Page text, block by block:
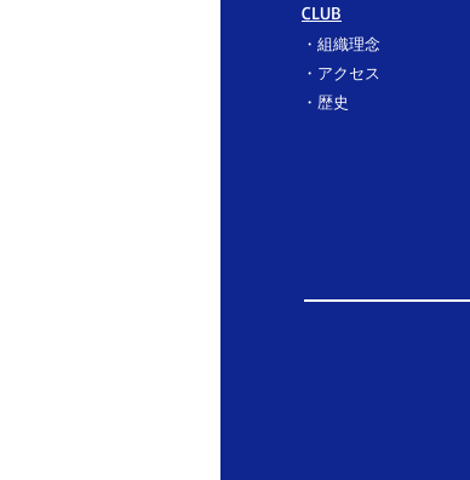
CLUB
・ 組織理念
・ アクセス
​・ 歴史